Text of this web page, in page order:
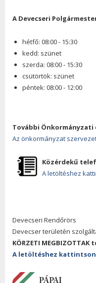
A Devecseri
hétfő: 08:00 - 15:30
kedd: szünet
szerda: 08:00 - 15:30
csütörtök: szünet
péntek: 08:00 - 12:00
További Önkormányzati
Az önkormányzat
Közérdekű
A letöltéshez
Devecseri Rendőrörs
Devecser területén
KÖRZETI
A letöltéshez kattintson